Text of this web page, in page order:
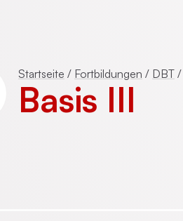
(DeGPT)Startseite / Fortbildungen / DBT /
Basis III